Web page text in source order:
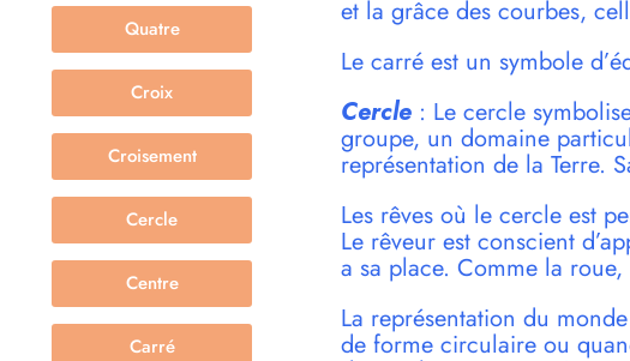
Quatre
Croix
Croisement
Cercle
Centre
Carré
et la grâce des courbes,
Le carré est un symbole
Cercle: Le cercle
groupe, un domaine
représentation de la Terre.
Les rêves où le cercle est
Le rêveur est conscient
a sa place. Comme la
La représentation du
de forme circulaire ou